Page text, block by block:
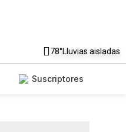
78°Lluvias aisladas
Suscriptores